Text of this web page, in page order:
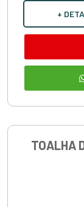
+
TOALHA